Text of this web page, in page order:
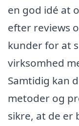
en god idé at
efter reviews
kunder for at
virksomhed
Samtidig kan
metoder og
sikre, at de er